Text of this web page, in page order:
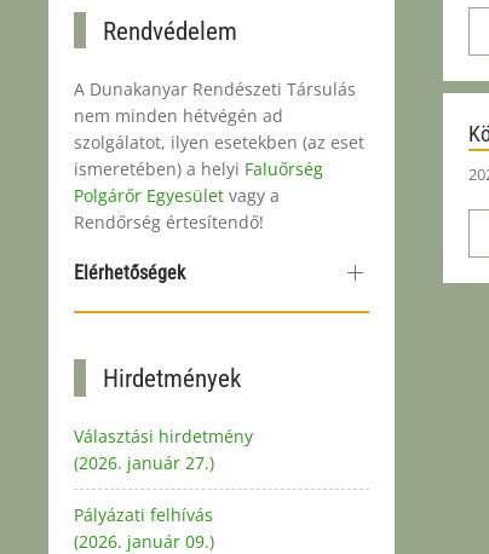
Rendvédelem
A Dunakanyar Rendészeti Társulás
nem minden hétvégén ad
szolgálatot, ilyen esetekben (az eset
ismeretében) a helyi Faluőrség
Polgárőr Egyesület vagy a
Rendőrség értesítendő!
Elérhetőségek
Hirdetmények
Választási hirdetmény
(2026. január 27.)
Pályázati felhívás
(2026. január 09.)